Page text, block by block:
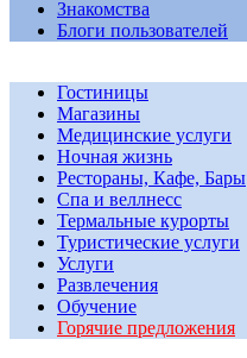
Знакомства
Блоги пользователей
Гостиницы
Магазины
Медицинские услуги
Ночная жизнь
Рестораны, Кафе, Бары
Спа и веллнесс
Термальные курорты
Туристические услуги
Услуги
Развлечения
Обучение
Горячие предложения